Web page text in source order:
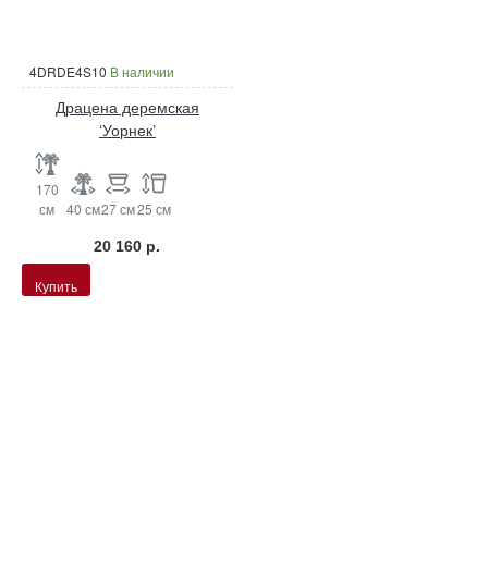
4DRDE4S10 В наличии
Драцена деремская
‘Уорнек’
170
см
40 см27 см25 см
20 160 р.
Купить